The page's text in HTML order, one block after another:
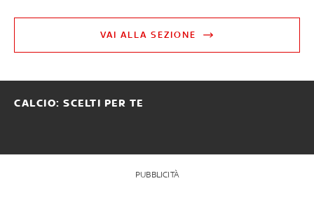
VAI ALLA SEZIONE
CALCIO: SCELTI PER TE
PUBBLICITÀ